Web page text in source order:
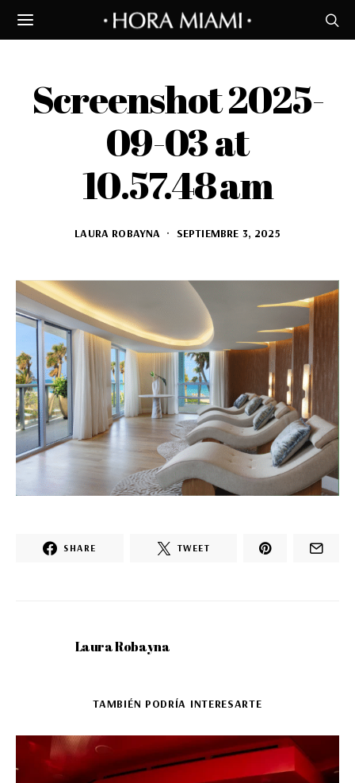
Screenshot 2025-
09-03 at
10.57.48 am
LAURA ROBAYNA SEPTIEMBRE 3, 2025
SHARE TWEET
Laura Robayna
TAMBIÉN PODRÍA INTERESARTE